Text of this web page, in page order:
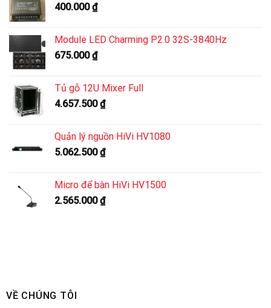
400.000₫
Module LED Charming P2.0 32S-3840Hz
675.000₫
Tủ gỗ 12U Mixer Full
4.657.500₫
Quản lý nguồn HiVi HV1080
5.062.500₫
Micro để bàn HiVi HV1500
2.565.000₫
VỀ CHÚNG TÔI